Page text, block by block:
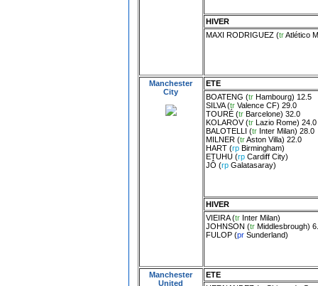
HIVER
MAXI RODRIGUEZ(trAtlético
Manchester
City
ETE
BOATENG (tr Hambourg) 12.5
SILVA(tr Valence CF) 29.0
TOURÉ(tr Barcelone) 32.0
KOLAROV(tr Lazio Rome) 24.0
BALOTELLI (tr Inter Milan) 28.0
MILNER(trAston Villa) 22.0
HART(rp Birmingham)
ETUHU(rp Cardiff City)
JÔ (rp Galatasaray)
HIVER
VIEIRA(tr Inter Milan)
JOHNSON (tr Middlesbrough)
FULOP(pr Sunderland)
Manchester
United
ETE